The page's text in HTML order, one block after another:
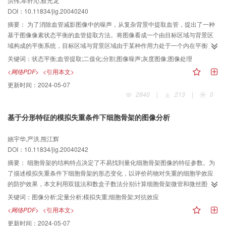
DOI：10.11834/jig.20040240
摘要： 为了消除血管减影图像中的噪声，从复杂背景中提取血管，提出了一种
基于图像像素状态平衡的血管提取方法。将图像看成一个由目标区域与背景区
域构成的平衡系统，目标区域与背景区域由于某种作用力处于一个内在平衡状
态，但噪声的引入破坏了这种平衡，该方法通过恢复平衡状态来消除噪声，分
离目标与背景区域。在此基础上发展出一种新的灰度图像二值化算法，并将其
应用在脑部血管DSA图像的血管提取上，该算法能从背景噪声很强的DSA剪影
图像中分离出完整的血管网络，实验效果令人满意。
关键词： 状态平衡;血管提取;二值化;分割;图像噪声;灰度图像;图像处理
<网络PDF> <引用本文>
更新时间： 2024-05-07
2840
| 213 | 0
基于分形特征的模拟失重条件下细胞骨架的图像分析
姚宇华,严洪,熊江辉
DOI：10.11834/jig.20040242
摘要： 细胞骨架的结构特点决定了不易找到量化细胞骨架图像的特征参数。为
了描述模拟失重条件下细胞骨架的形态变化，以评价药物对失重的细胞学效应
的防护效果，本文利用双毯法和数盒子数法分别计算细胞骨架微管和微丝图像
的分形维数，利用图像的复杂度描述细胞骨架在不同环境中的形态变化。计算
结果表明在模拟失重条件下细胞骨架图像的复杂度减弱，加入药物槲皮素后图
像的复杂度略有恢复。利用分形维分析细胞骨架在模拟失重条件下图像的纹理
关键词： 图像分析;定量分析;模拟失重;细胞骨架;对抗效应
<网络PDF> <引用本文>
更新时间： 2024-05-07